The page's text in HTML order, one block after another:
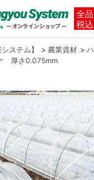
全品
税込
ステム】 > 農業資材 >
厚さ0.075mm